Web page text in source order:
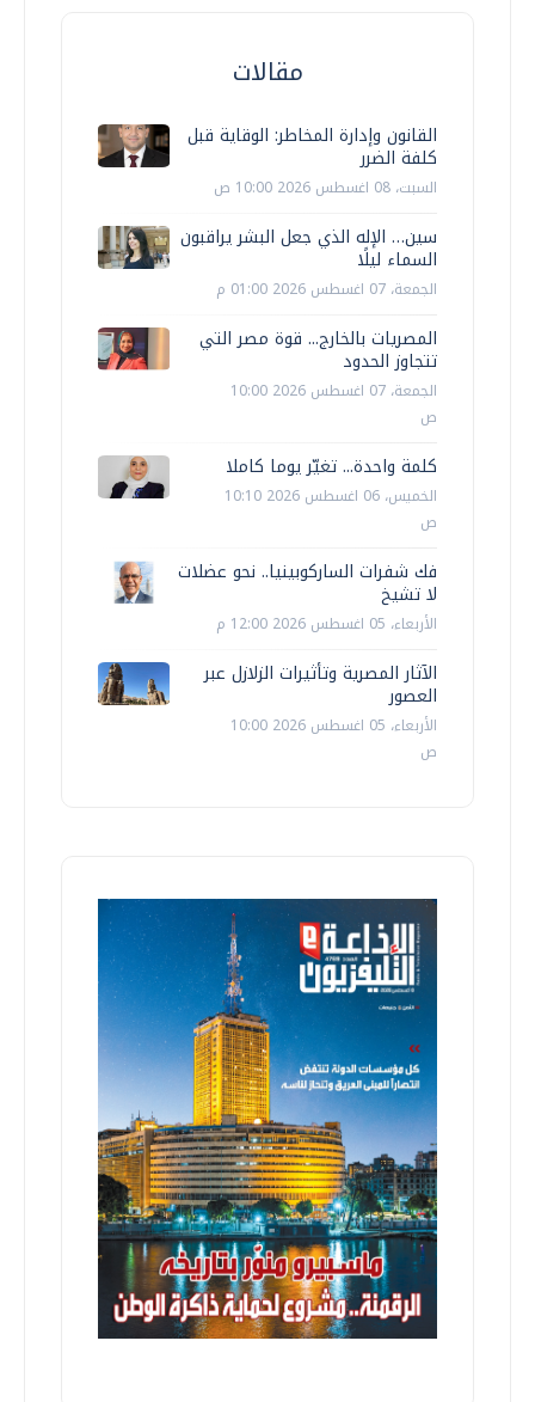
مقالات
القانون وإدارة المخاطر: الوقاية قبل
كلفة الضرر
السبت، 08 اغسطس 2026 10:00 ص
سين… الإله الذي جعل البشر يراقبون
السماء ليلًا
الجمعة، 07 اغسطس 2026 01:00 م
المصريات بالخارج... قوة مصر التي
تتجاوز الحدود
الجمعة، 07 اغسطس 2026 10:00
ص
كلمة واحدة... تغيّر يوما كاملا
الخميس، 06 اغسطس 2026 10:10
ص
فك شفرات الساركوبينيا.. نحو عضلات
لا تشيخ
الأربعاء، 05 اغسطس 2026 12:00 م
الآثار المصرية وتأثيرات الزلازل عبر
العصور
الأربعاء، 05 اغسطس 2026 10:00
ص